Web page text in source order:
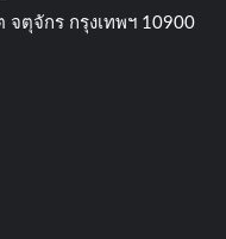
ตุจักร​ กรุงเทพฯ 10900